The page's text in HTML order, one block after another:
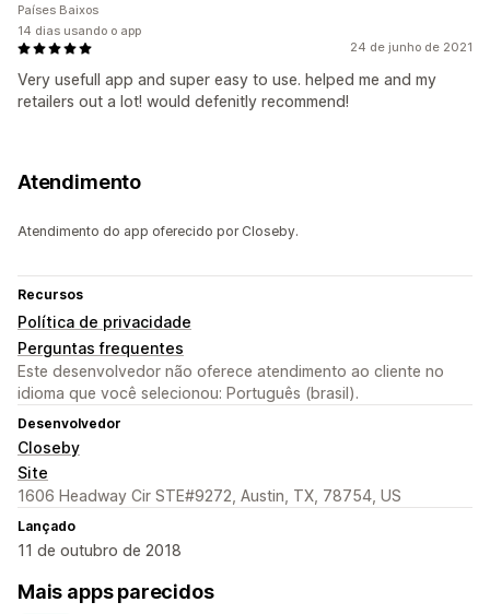
24 de junho de 2021
Very usefull app and super easy to use. helped me and my
retailers out a lot! would defenitly recommend!
Países Baixos
14 dias usando o app
Atendimento
Atendimento do app oferecido por Closeby.
Recursos
Política de privacidade
Perguntas frequentes
Este desenvolvedor não oferece atendimento ao cliente no
idioma que você selecionou: Português (brasil).
Desenvolvedor
Closeby
Site
1606 Headway Cir STE#9272, Austin, TX, 78754, US
Lançado
11 de outubro de 2018
Mais apps parecidos